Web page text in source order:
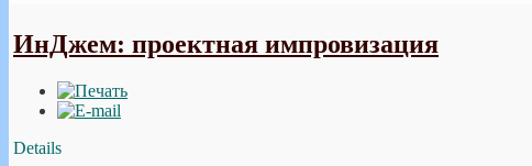
ИнДжем: проектная импровизация
Details